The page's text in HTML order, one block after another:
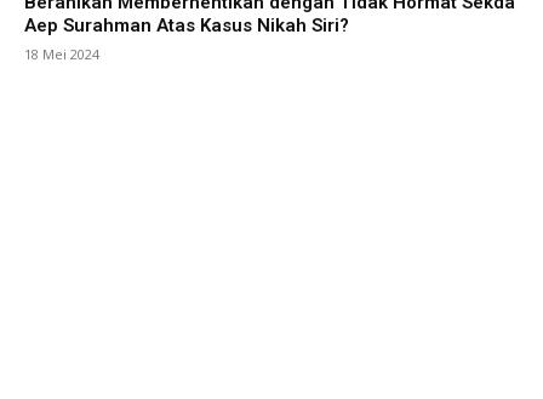
Aep Surahman Atas Kasus Nikah Siri?
18 Mei 2024